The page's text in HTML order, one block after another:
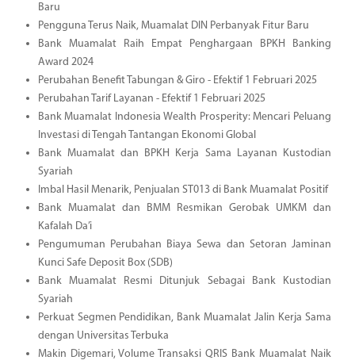
Baru
Pengguna Terus Naik, Muamalat DIN Perbanyak Fitur Baru
Bank Muamalat Raih Empat Penghargaan BPKH Banking
Award 2024
Perubahan Benefit Tabungan & Giro - Efektif 1 Februari 2025
Perubahan Tarif Layanan - Efektif 1 Februari 2025
Bank Muamalat Indonesia Wealth Prosperity: Mencari Peluang
Investasi di Tengah Tantangan Ekonomi Global
Bank Muamalat dan BPKH Kerja Sama Layanan Kustodian
Syariah
Imbal Hasil Menarik, Penjualan ST013 di Bank Muamalat Positif
Bank Muamalat dan BMM Resmikan Gerobak UMKM dan
Kafalah Da’i
Pengumuman Perubahan Biaya Sewa dan Setoran Jaminan
Kunci Safe Deposit Box (SDB)
Bank Muamalat Resmi Ditunjuk Sebagai Bank Kustodian
Syariah
Perkuat Segmen Pendidikan, Bank Muamalat Jalin Kerja Sama
dengan Universitas Terbuka
Makin Digemari, Volume Transaksi QRIS Bank Muamalat Naik